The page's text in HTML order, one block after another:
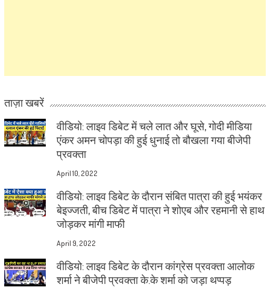
ताज़ा खबरें
वीडियो: लाइव डिबेट में चले लात और घूसे, गोदी मीडिया
एंकर अमन चोपड़ा की हुई धुनाई तो बौखला गया बीजेपी
प्रवक्ता
April 10, 2022
वीडियो: लाइव डिबेट के दौरान संबित पात्रा की हुई भयंकर
बेइज्जती, बीच डिबेट में पात्रा ने शोएब और रहमानी से हाथ
जोड़कर मांगी माफी
April 9, 2022
वीडियो: लाइव डिबेट के दौरान कांग्रेस प्रवक्ता आलोक
शर्मा ने बीजेपी प्रवक्ता के.के शर्मा को जड़ा थप्पड़